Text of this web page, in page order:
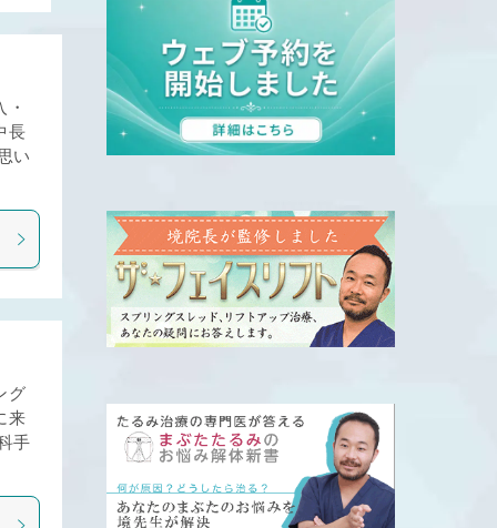
長
い
グ
来
手